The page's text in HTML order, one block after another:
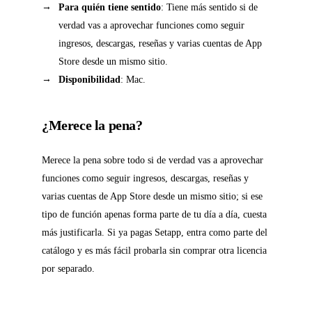
Para quién tiene sentido: Tiene más sentido si de
verdad vas a aprovechar funciones como seguir
ingresos, descargas, reseñas y varias cuentas de App
Store desde un mismo sitio.
Disponibilidad: Mac.
¿Merece la pena?
Merece la pena sobre todo si de verdad vas a aprovechar
funciones como seguir ingresos, descargas, reseñas y
varias cuentas de App Store desde un mismo sitio; si ese
tipo de función apenas forma parte de tu día a día, cuesta
más justificarla. Si ya pagas Setapp, entra como parte del
catálogo y es más fácil probarla sin comprar otra licencia
por separado.